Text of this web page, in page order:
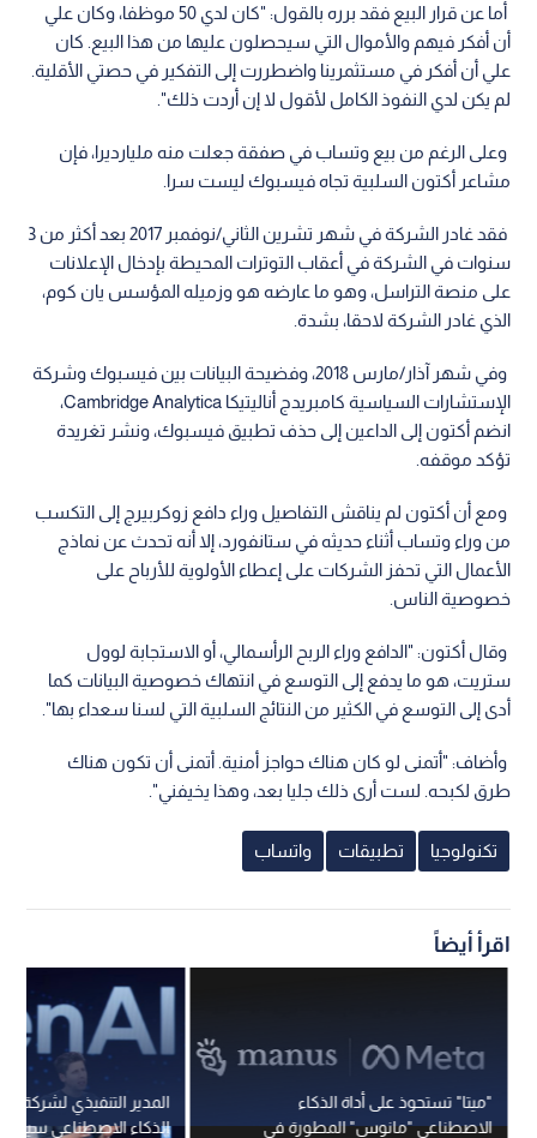
أما عن قرار البيع فقد برره بالقول: "كان لدي 50 موظفا، وكان علي
أن أفكر فيهم والأموال التي سيحصلون عليها من هذا البيع. كان
علي أن أفكر في مستثمرينا واضطررت إلى التفكير في حصتي الأقلية.
لم يكن لدي النفوذ الكامل لأقول لا إن أردت ذلك".
وعلى الرغم من بيع وتساب في صفقة جعلت منه مليارديرا، فإن
مشاعر أكتون السلبية تجاه فيسبوك ليست سرا.
فقد غادر الشركة في شهر تشرين الثاني/نوفمبر 2017 بعد أكثر من 3
سنوات في الشركة في أعقاب التوترات المحيطة بإدخال الإعلانات
على منصة التراسل، وهو ما عارضه هو وزميله المؤسس يان كوم،
الذي غادر الشركة لاحقا، بشدة.
وفي شهر آذار/مارس 2018، وفضيحة البيانات بين فيسبوك وشركة
الإستشارات السياسية كامبريدج أناليتيكا Cambridge Analytica،
انضم أكتون إلى الداعين إلى حذف تطبيق فيسبوك، ونشر تغريدة
تؤكد موقفه.
ومع أن أكتون لم يناقش التفاصيل وراء دافع زوكربيرج إلى التكسب
من وراء وتساب أثناء حديثه في ستانفورد، إلا أنه تحدث عن نماذج
الأعمال التي تحفز الشركات على إعطاء الأولوية للأرباح على
خصوصية الناس.
وقال أكتون: "الدافع وراء الربح الرأسمالي، أو الاستجابة لوول
ستريت، هو ما يدفع إلى التوسع في انتهاك خصوصية البيانات كما
أدى إلى التوسع في الكثير من النتائج السلبية التي لسنا سعداء بها".
وأضاف: "أتمنى لو كان هناك حواجز أمنية. أتمنى أن تكون هناك
طرق لكبحه. لست أرى ذلك جليا بعد، وهذا يخيفني".
تكنولوجيا تطبيقات واتساب
اقرأ أيضاً
الذكاء الاصطناعي
"ميتا" تستحوذ على أداة الذكاء
الاصطناعي "مانوس" المطورة في